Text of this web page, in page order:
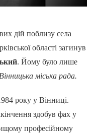
дій поблизу села
області загинув
. Йому було лише
міська рада.
року у Вінниці.
здобув фах у
професійному